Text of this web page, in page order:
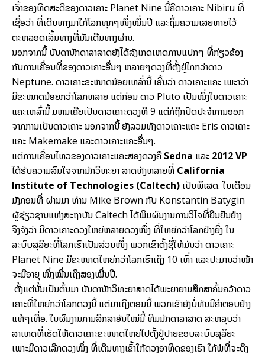
ເຈົ້າຂອງທິດສະດີຂອງດາວເຄາະ Planet Nine ນີ້ຄືດາວເຄາະ Nibiru ທີ່
ເຊື່ອວ່າ ທີ່ເດີນທາງມາໃກ້ໂລກທຸກໆໜຶ່ງໝື່ນປີ ແລະຖິ້ມຄວາມເສຍຫາຍໄວ້
ຕະຫລອດເສັ້ນທາງທີ່ມັນເດີນທາງຜ່ານ.
ນອກຈາກນີ້ ບັນດານັກດາລາສາດຍັງໄດ້ສັງເກດເຫດການແປກໆ ທີ່ກ່ຽວຂ້ອງ
ກັບການເຄື່ອນທີ່ຂອງດາວເຄາະອື່ນໆ ຫລາຍໆດວງທີ່ຕັ້ງຢູ່ໄກກວ່າດາວ
Neptune. ດາວເຄາະຂະໜາດນ້ອຍເຫລົ່ານີ້ ເອີ້ນວ່າ ດາວເຄາະແຄະ ເພະາວ່າ
ມີຂະໜາດນ້ອຍກວ່າໂລກຫລາຍ ແຕ່ກ່ອນ ດາວ Pluto ເປັນໜຶ່ງໃນດາວເຄາະ
ແຄະເຫລົ່ານີ້ ມຫນເຄີຍເປັນດາວເຄາະດວງທີ 9 ແຕ່ກໍຖືກປົດປະຈຳການອອກ
ຈາກການເປັນດາວເຄາະ ນອກຈາກນີ້ ຍັງລວມທັງດາວເຄາະແຄະ Eris ດາວເຄາະ
ແຄະ Makemake ແລະດາວເຄາະແຄະອື່ນໆ.
ແຕ່ການເຄື່ອນໄຫວຂອງດາວເຄາະແຄະສອງດວງຄືSedna ແລະ 2012 VP
ໄດ້ຮັບຄວາມສົນໃຈຈາກນັກວິທະຍາ ສາດທັງຫລາຍທີ່ California
Institute of Technologies (Caltech) ເປັນພິເສດ. ໃນເດືອນ
ມັງກອນທີ່ ຜ່ານມາ ທ່ານ Mike Brown ກັບ Konstantin Batygin
ຜູ້ຊ່ຽວຊານແຫ່ງສະຖາບັນ Caltech ໄດ້ພິມຜົນງານການວິໄຈທີ່ຢືນຢັນຢ່າງ
ຈິງຈັງວ່າ ມີດາວເຄາະດວງໃຫຍ່ຫລາຍດວງໜຶ່ງ ທີ່ໃຫຍ່ກວ່າໂລກຢ່າງຍິ່ງ ໃນ
ລະບົບສຸລິຍະທີ່ໂລກເຮົາເປັນສ່ວນໜຶ່ງ ພວກເຂົາຕັ້ງຊື່ໃຫ້ມັນວ່າ ດາວເຄາະ
Planet Nine ມີຂະໜາດໃຫຍ່ກວ່າໂລກເຮົາເຖິງ 10 ເທົ່າ ແລະປະມານວ່າໜ້າ
ຈະມີອາຍຸ ໜຶ່ງໝື່ນເຖິງສອງໝື່ນປີ.
ຕັ້ງແຕ່ນັ້ນເປັນຕົ້ນມາ ບັນດານັກວິທະຍາສາດໄດ້ພະຍາຍາມສຶກສາຄົ້ນຄວ້າດາວ
ເຄາະທີ່ໃຫຍ່ກວ່າໂລກດວງນີ້ ແຕ່ມາເຖິງຕອນນີ້ ພວກເຂົາຍັງບໍ່ທັນມີຄຳຕອບຢ່າງ
ແທ້ໆເທື່ອ. ໃນຜົນງານການສຶກສາອັນໃໝ່ນີ້ ທີມນັກດາລາສາດ ສະຫລຸບວ່າ
ສາເຫດທີ່ເຮັດໃຫ້ດາວເຄາະຂະໜາດໃຫຍ່ໄປຕັ້ງຢູ່ປາຍຂອບລະບົບສຸລິຍະ
ເພາະມີດາວເລີກດວງໜຶ່ງ ທີ່ເດີນທາງເຂົ້າໃກ້ດວງອາທິດຂອງເຮົາ ໃກ້ພໍທີ່ຈະດຶງ